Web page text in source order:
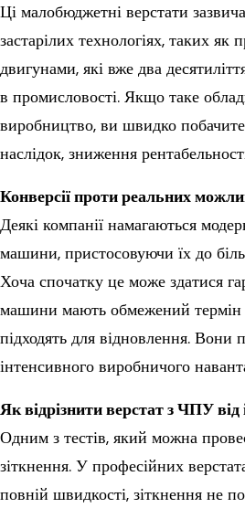
Ці малобюджетні верстати
застарілих технологіях, таких
двигунами, які вже два
в промисловості. Якщо таке
виробництво, ви швидко побачите
наслідок, зниження
Конверсії проти реальних
Деякі компанії намагаються
машини, пристосовуючи їх до
Хоча спочатку це може здатися
машини мають обмежений термін
підходять для відновлення.
інтенсивного виробничого
Як відрізнити верстат з ЧПУ
Одним з тестів, який можна
зіткнення. У професійних
повній швидкості, зіткнення не